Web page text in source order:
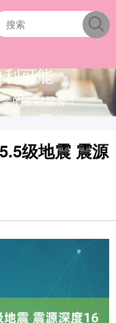
可能
的金融服务！
级地震 震源